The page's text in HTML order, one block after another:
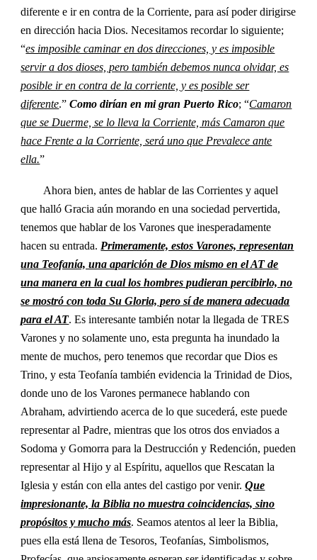
diferente e ir en contra de la Corriente, para así poder dirigirse
en dirección hacia Dios. Necesitamos recordar lo siguiente;
“es imposible caminar en dos direcciones, y es imposible
servir a dos dioses, pero también debemos nunca olvidar, es
posible ir en contra de la corriente, y es posible ser
diferente.”Como dirían en mi gran Puerto Rico; “Camaron
que se Duerme, se lo lleva la Corriente, más Camaron que
hace Frente a la Corriente, será uno que Prevalece ante
ella.”
Ahora bien, antes de hablar de las Corrientes y aquel
que halló Gracia aún morando en una sociedad pervertida,
tenemos que hablar de los Varones que inesperadamente
hacen su entrada. Primeramente, estos Varones, representan
una Teofanía, una aparición de Dios mismo en el AT de
una manera en la cual los hombres pudieran percibirlo, no
se mostró con toda Su Gloria, pero sí de manera adecuada
para el AT. Es interesante también notar la llegada de TRES
Varones y no solamente uno, esta pregunta ha inundado la
mente de muchos, pero tenemos que recordar que Dios es
Trino, y esta Teofanía también evidencia la Trinidad de Dios,
donde uno de los Varones permanece hablando con
Abraham, advirtiendo acerca de lo que sucederá, este puede
representar al Padre, mientras que los otros dos enviados a
Sodoma y Gomorra para la Destrucción y Redención, pueden
representar al Hijo y al Espíritu, aquellos que Rescatan la
Iglesia y están con ella antes del castigo por venir.Que
impresionante, la Biblia no muestra coincidencias, sino
propósitos y mucho más. Seamos atentos al leer la Biblia,
pues ella está llena de Tesoros, Teofanías, Simbolismos,